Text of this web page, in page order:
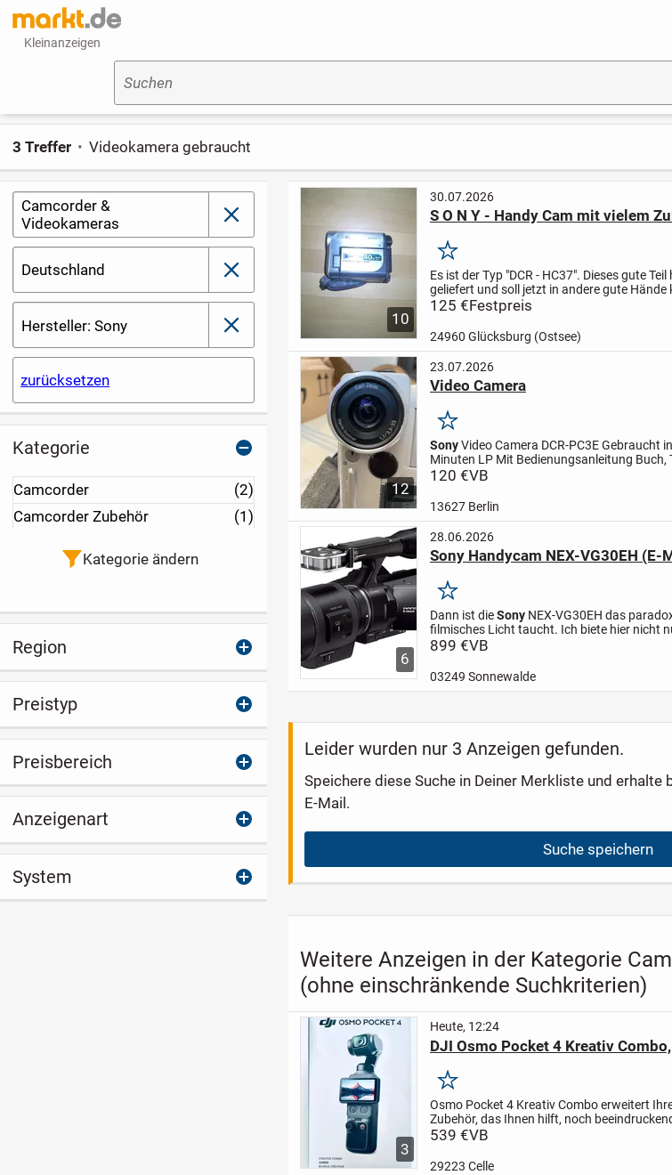
Kleinanzeigen
Suchen
Camcorder &
Videokameras
schließen
Deutschland schließen
Hersteller: Sony schließen
zurücksetzen
3 Treffer Videokamera gebraucht
10
30.07.2026
S O N Y - Handy Cam mit vielem
Merken
Es ist der Typ "DCR - HC37". Dieses gute
geliefert und soll jetzt in andere gute Hände
Funktion "Night Shot plus" d. h. sie filmt auch
125 €Festpreis
24960 Glücksburg (Ostsee)
12
23.07.2026
Video Camera
Merken
SonyVideo Camera DCR-PC3E Gebraucht
Minuten LP Mit Bedienungsanleitung Buch, Tasche, Ersatz Akku beide sind
neu, Ladekabel, Ladestation Kabel mit
120 €VB
13627 Berlin
6
28.06.2026
Sony Handycam NEX-VG30EH
Merken
Dann ist dieSonyNEX-VG30EH das
filmisches Licht taucht. Ich biete hier nicht
komplettes, zeitloses System, das einst
899 €VB
03249 Sonnewalde
Leider wurden nur 3 Anzeigen gefunden.
Speichere diese Suche in Deiner Merkliste und erhalte
E-Mail.
Suche speichern
Weitere Anzeigen in der Kategorie
(ohne einschränkende Suchkriterien)
3
Heute, 12:24
DJI Osmo Pocket 4 Kreativ Combo,
Merken
Osmo Pocket 4 Kreativ Combo erweitert
Zubehör, das Ihnen hilft, noch
Mit ihrer intuitiven Bedienung und der...
539 €VB
29223 Celle
Kategorie
Camcorder
(2)
Camcorder Zubehör
(1)
Kategorie ändern
Region
Preistyp
Preisbereich
Anzeigenart
System